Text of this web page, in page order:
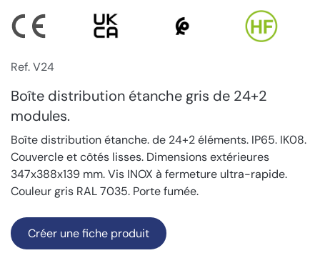
Ref. V24
Boîte distribution étanche gris de 24+2
modules.
Boîte distribution étanche. de 24+2 éléments. IP65. IK08.
Couvercle et côtés lisses. Dimensions extérieures
347x388x139 mm. Vis INOX à fermeture ultra-rapide.
Couleur gris RAL 7035. Porte fumée.
Créer une fiche produit